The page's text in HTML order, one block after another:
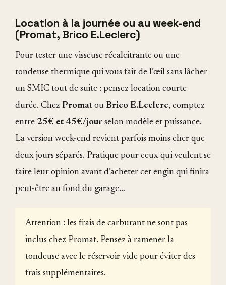
Location à la journée ou au week-end
(Promat, Brico E.Leclerc)
Pour tester une visseuse récalcitrante ou une
tondeuse thermique qui vous fait de l’œil sans lâcher
un SMIC tout de suite : pensez location courte
durée. Chez Promat ou Brico E.Leclerc, comptez
entre 25€ et 45€/jour selon modèle et puissance.
La version week-end revient parfois moins cher que
deux jours séparés. Pratique pour ceux qui veulent se
faire leur opinion avant d’acheter cet engin qui finira
peut-être au fond du garage…
Attention : les frais de carburant ne sont pas
inclus chez Promat. Pensez à ramener la
tondeuse avec le réservoir vide pour éviter des
frais supplémentaires.